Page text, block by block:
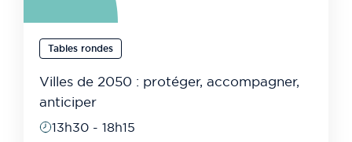
Tables rondes
Villes de 2050 : protéger, accompagner,
anticiper
13h30 - 18h15